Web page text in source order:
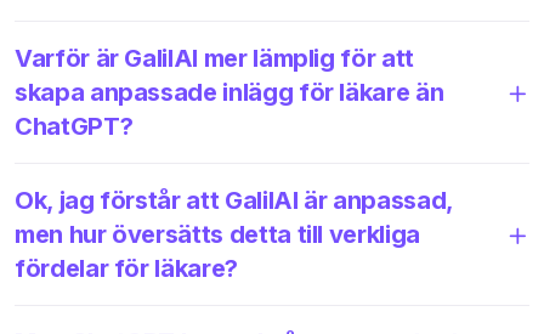
Varför är GalilAI mer lämplig för att
skapa anpassade inlägg för läkare än
ChatGPT?
Ok, jag förstår att GalilAI är anpassad,
men hur översätts detta till verkliga
fördelar för läkare?